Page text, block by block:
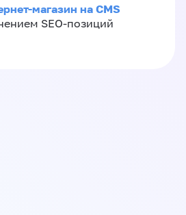
магазин на CMS
SEO-позиций